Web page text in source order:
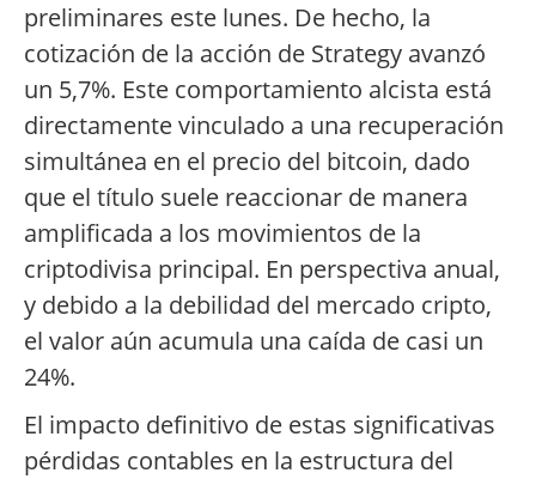
preliminares este lunes. De hecho, la
cotización de la acción de Strategy avanzó
un 5,7%. Este comportamiento alcista está
directamente vinculado a una recuperación
simultánea en el precio del bitcoin, dado
que el título suele reaccionar de manera
amplificada a los movimientos de la
criptodivisa principal. En perspectiva anual,
y debido a la debilidad del mercado cripto,
el valor aún acumula una caída de casi un
24%.
El impacto definitivo de estas significativas
pérdidas contables en la estructura del